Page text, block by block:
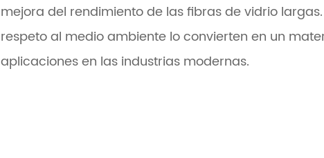
mejora del rendimiento de las fibras de vidrio
respeto al medio ambiente lo convierten en un
aplicaciones en las industrias modernas.